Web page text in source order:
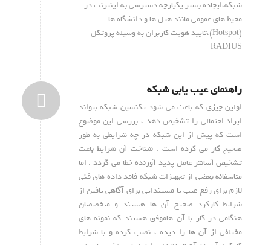
شبکه،ایجاده بستر یکپارچه دسترسی به اینترنت در
محیط های عمومی مانند هتل ها و دانشگاه ها
(Hotspot)،تایید هویت کاربران به وسیله پروتکل
RADIUS
راهنمای عیب یابی شبکه
اولین چیزی که باعث می شود تکنسین شبکه بتواند
ایراد احتمالی را تشخیص دهد ، بررسی این موضوع
است که پیش از این شبکه در چه شرایطی به طور
صحیح کار می کرده است . شناخت آن شرایط باعث
تشخیص آسانتر عامل پدید آورنده خطا می گردد . اما
متاسفانه بعضی از تجهیزات شبکه فاقد داده های فنی
لازم برای رفع عیب یا مستنداتی برای آگاهی یافتن از
شرایط کارکرد صحیح آن ها هستند و متخصصان
هنگامی در کار با آن هاموفق هستند که نمونه های
مختلفی از آن ها را دیده ، نصب کرده و با شرایط